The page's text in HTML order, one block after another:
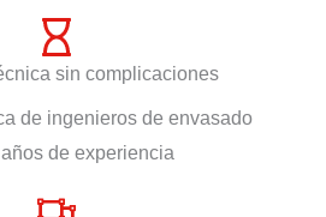
sin complicaciones
de ingenieros de envasado
de experiencia